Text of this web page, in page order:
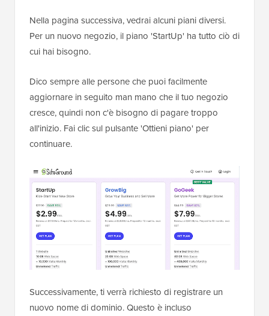
Nella pagina successiva, vedrai alcuni piani diversi.
Per un nuovo negozio, il piano 'StartUp' ha tutto ciò di
cui hai bisogno.
Dico sempre alle persone che puoi facilmente
aggiornare in seguito man mano che il tuo negozio
cresce, quindi non c'è bisogno di pagare troppo
all'inizio. Fai clic sul pulsante 'Ottieni piano' per
continuare.
Successivamente, ti verrà richiesto di registrare un
nuovo nome di dominio. Questo è incluso